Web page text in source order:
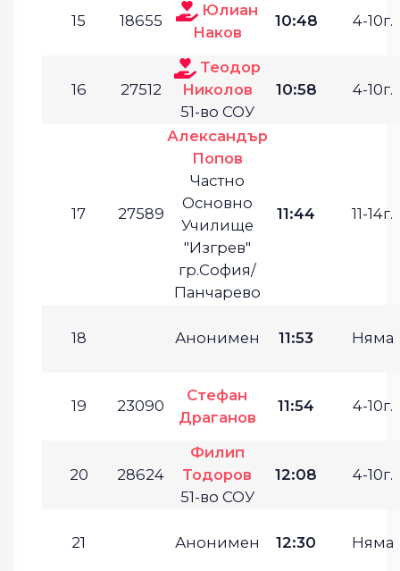
15 18655
Юлиан
Наков
10:48 4-10г.
16 27512
Теодор
Николов
51-во СОУ
10:58 4-10г.
17 27589
Александър
Попов
Частно
Основно
Училище
"Изгрев"
гр.София/
Панчарево
11:44 11-14г.
18 Анонимен 11:53 Няма
19 23090
Стефан
Драганов
11:54 4-10г.
20 28624
Филип
Тодоров
51-во СОУ
12:08 4-10г.
21 Анонимен 12:30 Няма